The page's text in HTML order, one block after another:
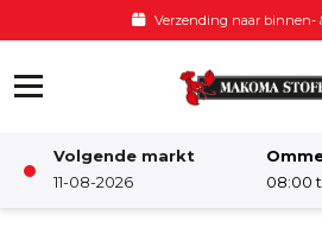
Verzending naar binnen-
Volgende markt
11-08-2026
08:00